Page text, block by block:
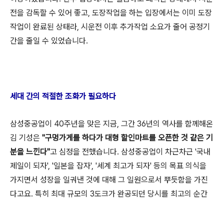
전을 감독할 수 있어 좋고, 도장작업을 하는 입장에서는 이미 도장
작업이 완료된 상태라, 시운전 이후 추가작업 소요가 줄어 공정기
간을 줄일 수 있었습니다.
세대 간의 적절한 조화가 필요하다
삼성중공업이 40주년을 맞은 지금, 그간 36년의 역사를 함께해온
김 기성은 "구멍가게를 하다가 대형 할인마트를 오픈한 것 같은 기
분을 느낀다"고 심정을 전했습니다. 삼성중공업이 차근차근 '국내
제일이 되자', '일본을 잡자', '세계 최고가 되자' 등의 목표 의식을
가지면서 성장을 일궈낸 것에 대해 그 일원으로서 뿌듯함을 가진
다고요. 특히 최대 규모의 3도크가 완공되던 당시를 최고의 순간